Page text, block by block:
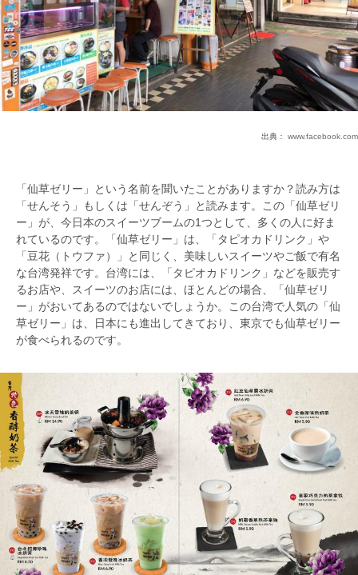
出典： www.facebook.com
「仙草ゼリー」という名前を聞いたことがありますか？読み方は
「せんそう」もしくは「せんぞう」と読みます。この「仙草ゼリ
ー」が、今日本のスイーツブームの1つとして、多くの人に好ま
れているのです。「仙草ゼリー」は、「タピオカドリンク」や
「豆花（トウファ）」と同じく、美味しいスイーツやご飯で有名
な台湾発祥です。台湾には、「タピオカドリンク」などを販売す
るお店や、スイーツのお店には、ほとんどの場合、「仙草ゼリ
ー」がおいてあるのではないでしょうか。この台湾で人気の「仙
草ゼリー」は、日本にも進出してきており、東京でも仙草ゼリー
が食べられるのです。